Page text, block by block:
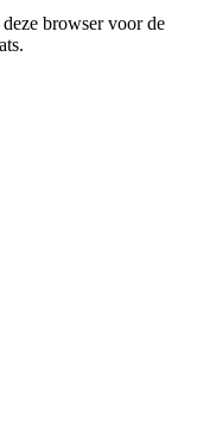
browser voor de